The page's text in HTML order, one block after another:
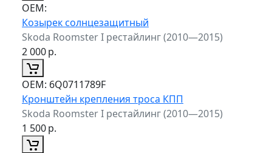
ОЕМ:
Козырек солнцезащитный
Skoda Roomster I рестайлинг (2010—2015)
2 000р.
ОЕМ: 6Q0711789F
Кронштейн крепления троса КПП
Skoda Roomster I рестайлинг (2010—2015)
1 500р.